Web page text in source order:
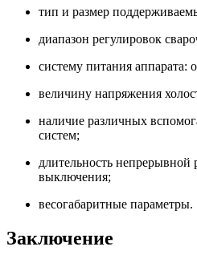
тип и размер
диапазон регулировок
систему питания аппарата:
величину напряжения
наличие различных
систем;
длительность непрерывной
выключения;
весогабаритные параметры.
Заключение